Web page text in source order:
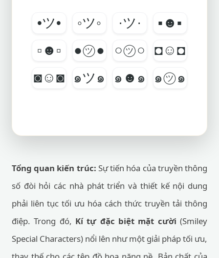
•ツ• ◦ツ◦ ·ツ·
▪☻▪
▫☻▫
●㋡● ○㋡○
◘☺◘
◙☺◙
๑ツ๑ ๑☻๑ ๑㋡๑
Tổng quan kiến trúc: Sự tiến hóa của truyền thông
số đòi hỏi các nhà phát triển và thiết kế nội dung
phải liên tục tối ưu hóa cách thức truyền tải thông
điệp. Trong đó, Kí tự đặc biệt mặt cười (Smiley
Special Characters) nổi lên như một giải pháp tối ưu,